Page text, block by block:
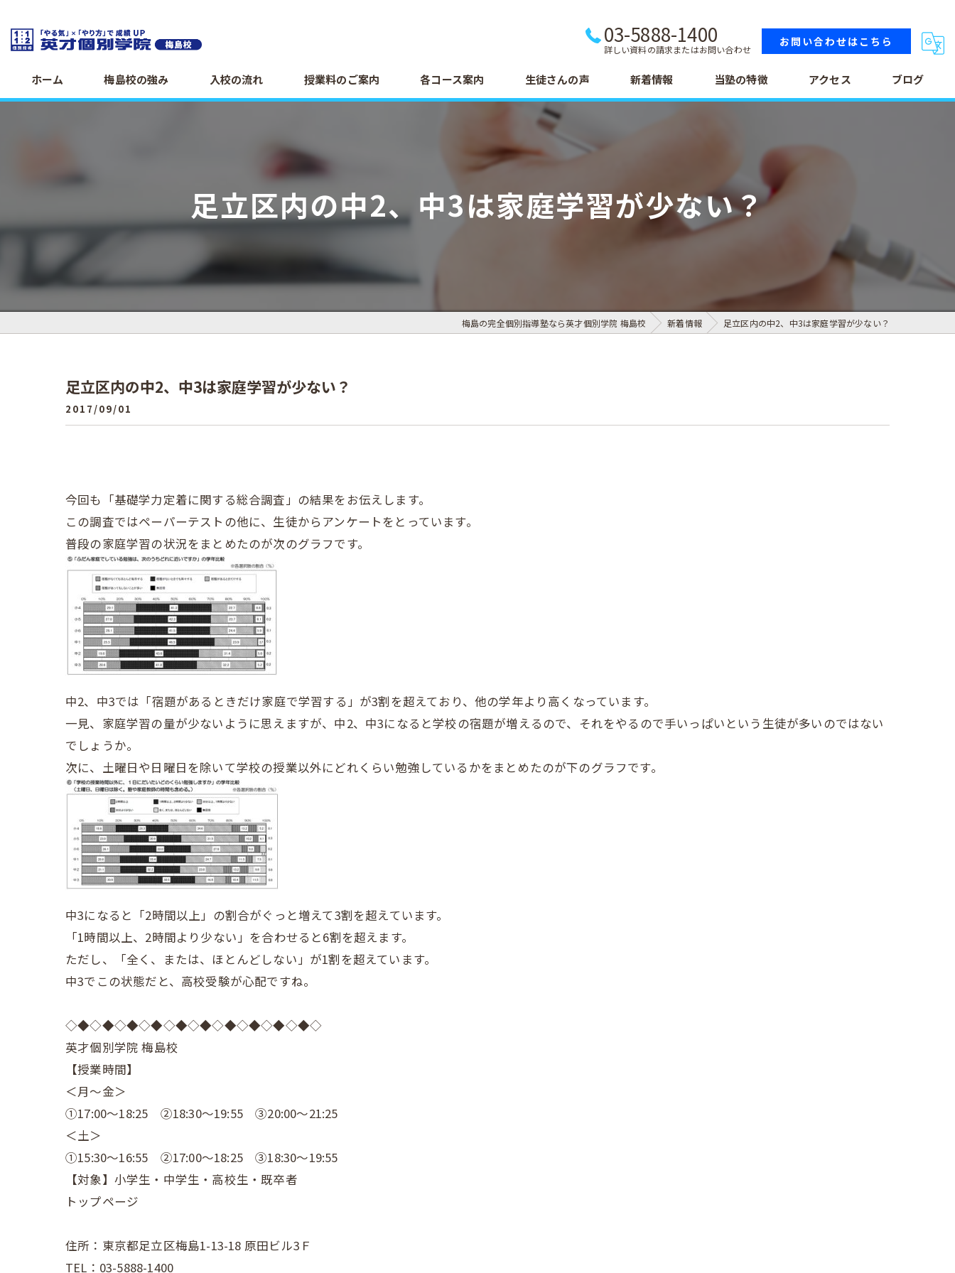
03-5888-1400
詳しい資料の請求またはお問い合わせ
お問い合わせはこちら
ホーム 梅島校の強み 入校の流れ 授業料のご案内 各コース案内 生徒さんの声 新着情報 当塾の特徴
高校生
テスト
アクセス ブログ
足立区内の中2、中3は家庭学習が少ない？
梅島の完全個別指導塾なら英才個別学院 梅島校 新着情報 足立区内の中2、中3は家庭学習が少ない？
足立区内の中2、中3は家庭学習が少ない？
2017/09/01
今回も「基礎学力定着に関する総合調査」の結果をお伝えします。
この調査ではペーパーテストの他に、生徒からアンケートをとっています。
普段の家庭学習の状況をまとめたのが次のグラフです。
中2、中3では「宿題があるときだけ家庭で学習する」が3割を超えており、他の学年より高くなっています。
一見、家庭学習の量が少ないように思えますが、中2、中3になると学校の宿題が増えるので、それをやるので手いっぱいという生徒が多いのではない
でしょうか。
次に、土曜日や日曜日を除いて学校の授業以外にどれくらい勉強しているかをまとめたのが下のグラフです。
中3になると「2時間以上」の割合がぐっと増えて3割を超えています。
「1時間以上、2時間より少ない」を合わせると6割を超えます。
ただし、「全く、または、ほとんどしない」が1割を超えています。
中3でこの状態だと、高校受験が心配ですね。
◇◆◇◆◇◆◇◆◇◆◇◆◇◆◇◆◇◆◇◆◇
英才個別学院 梅島校
【授業時間】
＜月～金＞
①17:00～18:25 ②18:30～19:55 ③20:00～21:25
＜土＞
①15:30～16:55 ②17:00～18:25 ③18:30～19:55
【対象】小学生・中学生・高校生・既卒者
トップページ
住所：東京都足立区梅島1-13-18 原田ビル3Ｆ
TEL：03-5888-1400